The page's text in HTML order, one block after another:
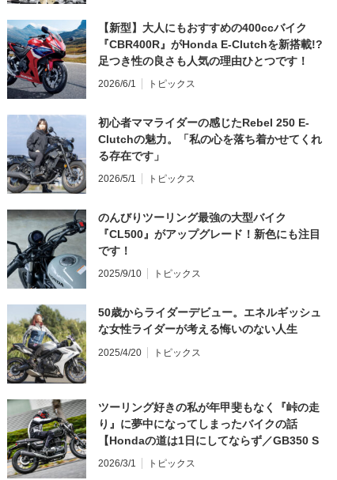
【新型】大人にもおすすめの400ccバイク
『CBR400R』がHonda E-Clutchを新搭載!?
足つき性の良さも人気の理由ひとつです！
2026/6/1 トピックス
初心者ママライダーの感じたRebel 250 E-
Clutchの魅力。「私の心を落ち着かせてくれ
る存在です」
2026/5/1 トピックス
のんびりツーリング最強の大型バイク
『CL500』がアップグレード！新色にも注目
です！
2025/9/10 トピックス
50歳からライダーデビュー。エネルギッシュ
な女性ライダーが考える悔いのない人生
2025/4/20 トピックス
ツーリング好きの私が年甲斐もなく『峠の走
り』に夢中になってしまったバイクの話
【Hondaの道は1日にしてならず／GB350 S
インプレ・レビュー 前編】
2026/3/1 トピックス